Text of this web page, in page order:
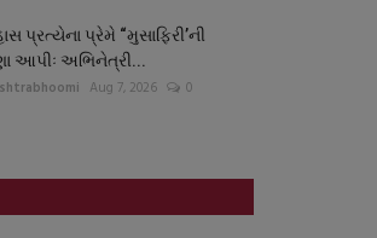
પ્રત્યેના પ્રેમે “મુસાફિરી’ની
આપીઃ અભિનેત્રી...
Aug 7, 2026 0